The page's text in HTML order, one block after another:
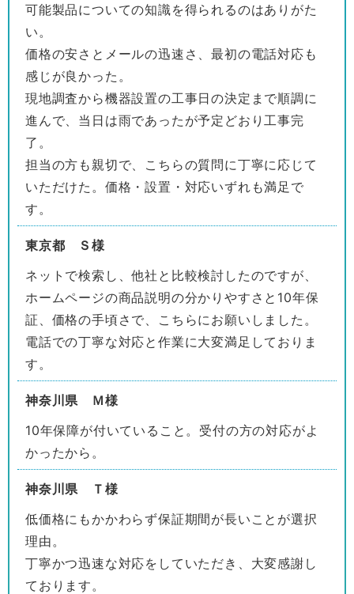
可能製品についての知識を得られるのはありがた
い。
価格の安さとメールの迅速さ、最初の電話対応も
感じが良かった。
現地調査から機器設置の工事日の決定まで順調に
進んで、当日は雨であったが予定どおり工事完
了。
担当の方も親切で、こちらの質問に丁寧に応じて
いただけた。価格・設置・対応いずれも満足で
す。
東京都 Ｓ様
ネットで検索し、他社と比較検討したのですが、
ホームページの商品説明の分かりやすさと10年保
証、価格の手頃さで、こちらにお願いしました。
電話での丁寧な対応と作業に大変満足しておりま
す。
神奈川県 Ｍ様
10年保障が付いていること。受付の方の対応がよ
かったから。
神奈川県 Ｔ様
低価格にもかかわらず保証期間が長いことが選択
理由。
丁寧かつ迅速な対応をしていただき、大変感謝し
ております。